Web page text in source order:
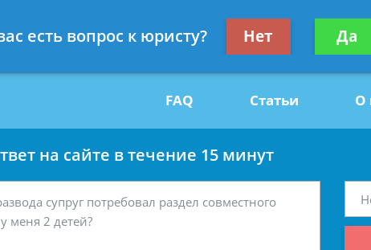
Получите
FAQ Статьи О
на сайте в течение 15 минут
есть вопрос к юристу? Нет Да